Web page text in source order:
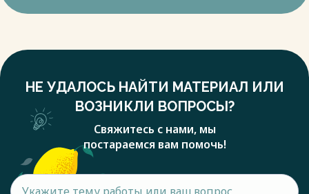
НЕ УДАЛОСЬ НАЙТИ МАТЕРИАЛ ИЛИ
ВОЗНИКЛИ ВОПРОСЫ?
Свяжитесь с нами, мы
постараемся вам помочь!